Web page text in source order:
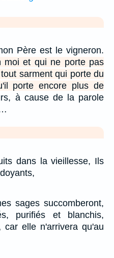
Père est le vigneron.
moi et qui ne porte pas
sarment qui porte du
porte encore plus de
à cause de la parole
dans la vieillesse, Ils
sages succomberont,
purifiés et blanchis,
elle n'arrivera qu'au